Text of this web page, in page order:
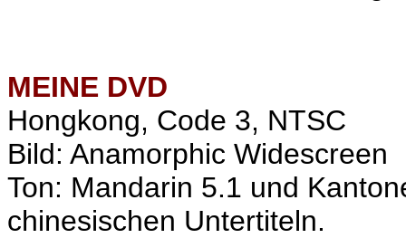
MEINE DVD
Hongkong, Code 3, NTSC
Bild: Anamorphic Widescreen
Ton: Mandarin 5.1 und
chinesischen Untertiteln.